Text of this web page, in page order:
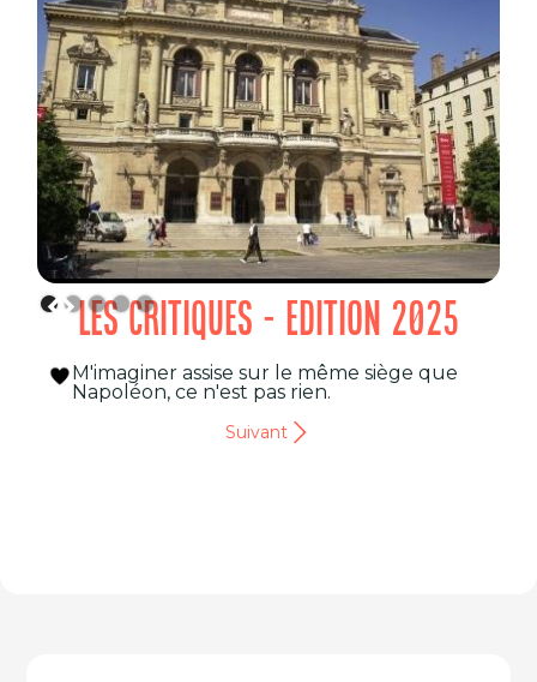
LES CRITIQUES - EDITION 2025
M'imaginer assise sur le même siège que
Napoléon, ce n'est pas rien.
Suivant